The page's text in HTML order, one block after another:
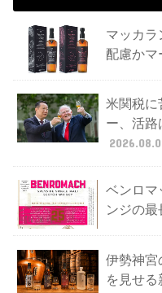
マッカラ
配慮かマ
米関税に
ー、活路
ベンロマ
ンジの
伊勢神宮
を見せる